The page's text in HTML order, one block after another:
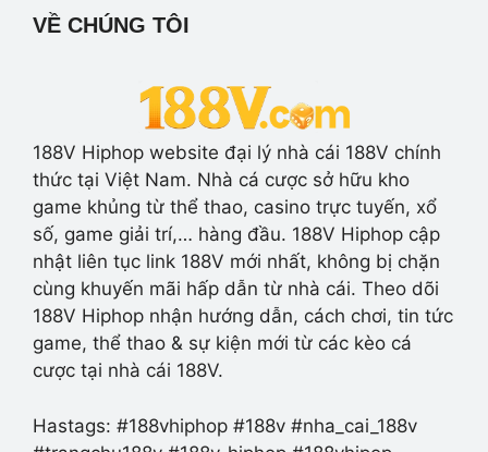
VỀ CHÚNG TÔI
188V Hiphop website đại lý nhà cái 188V chính
thức tại Việt Nam. Nhà cá cược sở hữu kho
game khủng từ thể thao, casino trực tuyến, xổ
số, game giải trí,… hàng đầu. 188V Hiphop cập
nhật liên tục link 188V mới nhất, không bị chặn
cùng khuyến mãi hấp dẫn từ nhà cái. Theo dõi
188V Hiphop nhận hướng dẫn, cách chơi, tin tức
game, thể thao & sự kiện mới từ các kèo cá
cược tại nhà cái 188V.
Hastags: #188vhiphop #188v #nha_cai_188v